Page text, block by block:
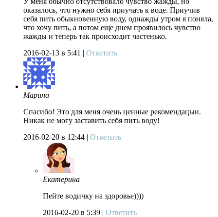
оказалось, что нужно себя приучать к воде. Приучив
себя пить обыкновенную воду, однажды утром я поняла,
что хочу пить, а потом еще днем проявилось чувство
жажды и теперь так происходит частенько.
2016-02-13 в 5:41 | Ответить
Марина
Спасибо! Это для меня очень ценные рекомендацыи.
Никак не могу заставить себя пить воду!
2016-02-20 в 12:44 | Ответить
Екатерина
Пейте водичку на здоровье))))
2016-02-20 в 5:39 | Ответить